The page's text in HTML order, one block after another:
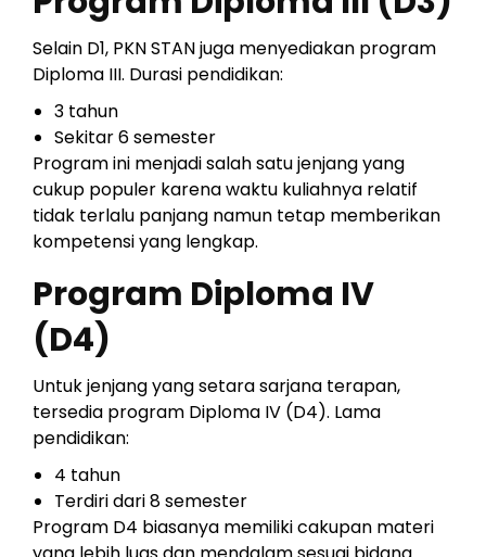
Selain D1, PKN STAN juga menyediakan program
Diploma III. Durasi pendidikan:
3 tahun
Sekitar 6 semester
Program ini menjadi salah satu jenjang yang
cukup populer karena waktu kuliahnya relatif
tidak terlalu panjang namun tetap memberikan
kompetensi yang lengkap.
Program Diploma IV
(D4)
Untuk jenjang yang setara sarjana terapan,
tersedia program Diploma IV (D4). Lama
pendidikan:
4 tahun
Terdiri dari 8 semester
Program D4 biasanya memiliki cakupan materi